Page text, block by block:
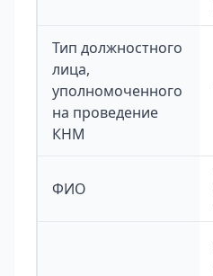
Тип должностного
лица,
уполномоченного
на проведение
КНМ
ФИО